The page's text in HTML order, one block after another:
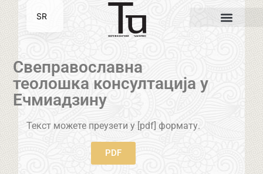
Свеправославна
теолошка консултација у
Ечмиадзину
Текст можете преузети у [pdf] формату.
PDF
SR
EN